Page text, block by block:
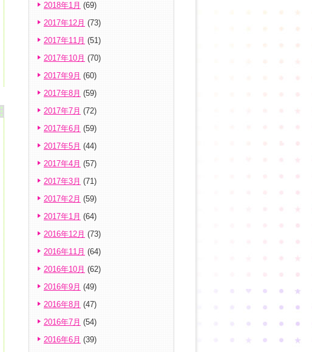
2018年1月 (69)
2017年12月 (73)
2017年11月 (51)
2017年10月 (70)
2017年9月 (60)
2017年8月 (59)
2017年7月 (72)
2017年6月 (59)
2017年5月 (44)
2017年4月 (57)
2017年3月 (71)
2017年2月 (59)
2017年1月 (64)
2016年12月 (73)
2016年11月 (64)
2016年10月 (62)
2016年9月 (49)
2016年8月 (47)
2016年7月 (54)
2016年6月 (39)